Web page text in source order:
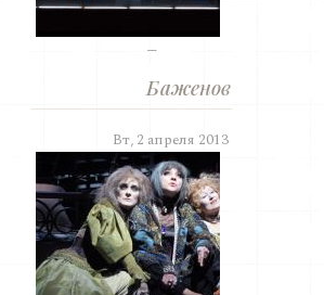
«Травиата».
Баженов
Вт, 2 апреля 2013